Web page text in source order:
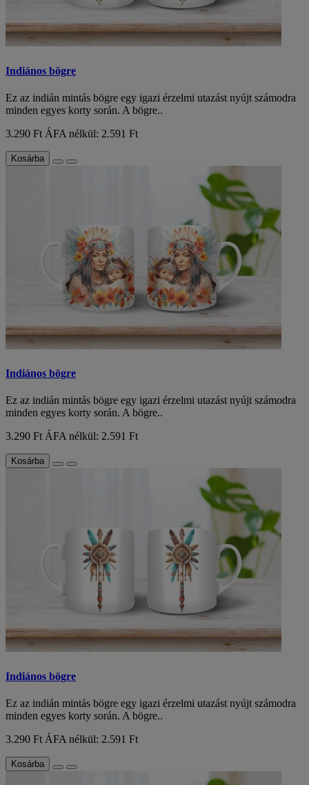
Indiános bögre
Ez az indián mintás bögre egy igazi érzelmi utazást nyújt számodra
minden egyes korty során. A bögre..
3.290 Ft ÁFA nélkül: 2.591 Ft
Kosárba
Indiános bögre
Ez az indián mintás bögre egy igazi érzelmi utazást nyújt számodra
minden egyes korty során. A bögre..
3.290 Ft ÁFA nélkül: 2.591 Ft
Kosárba
Indiános bögre
Ez az indián mintás bögre egy igazi érzelmi utazást nyújt számodra
minden egyes korty során. A bögre..
3.290 Ft ÁFA nélkül: 2.591 Ft
Kosárba